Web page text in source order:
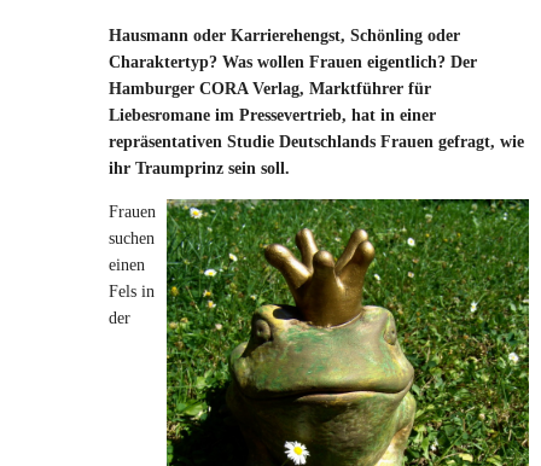
Hausmann oder Karrierehengst, Schönling oder
Charaktertyp? Was wollen Frauen eigentlich? Der
Hamburger CORA Verlag, Marktführer für
Liebesromane im Pressevertrieb, hat in einer
repräsentativen Studie Deutschlands Frauen gefragt, wie
ihr Traumprinz sein soll.
Frauen
suchen
einen
Fels in
der